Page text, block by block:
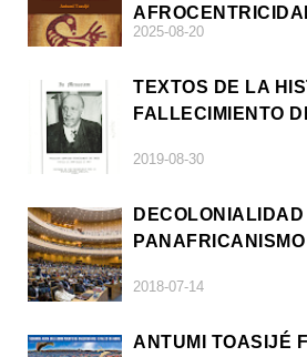
2025-08-20
TEXTOS DE LA
FALLECIMIENTO
2019-08-30
DECOLONIALIDAD
2018-07-14
ANTUMI TOASIJÉ